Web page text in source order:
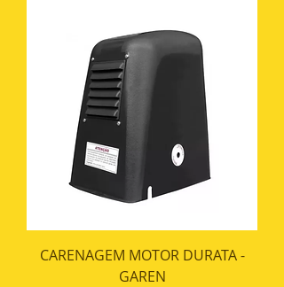
CARENAGEM MOTOR DURATA -
GAREN